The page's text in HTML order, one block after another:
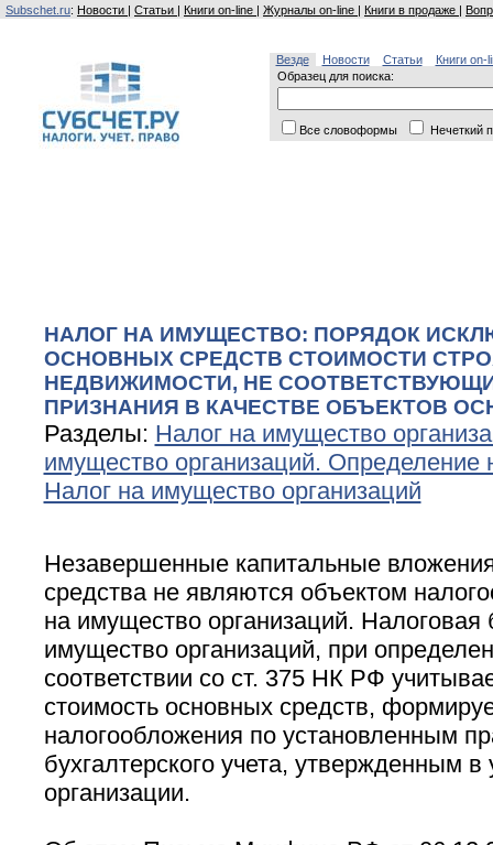
Subschet.ru: Новости | Статьи | Книги on-line | Журналы on-line | Книги в продаже |
Везде Новости Статьи
Книги on-
Образец для поиска:
Все словоформы Нечеткий
НАЛОГ НА ИМУЩЕСТВО: ПОРЯДОК
ОСНОВНЫХ СРЕДСТВ СТОИМОСТИ
НЕДВИЖИМОСТИ, НЕ
ПРИЗНАНИЯ В КАЧЕСТВЕ ОБЪЕКТОВ
Разделы: Налог на имущество
имущество организаций. Определение
Налог на имущество организаций
Незавершенные капитальные
средства не являются объектом
на имущество организаций. Налоговая
имущество организаций, при
соответствии со ст. 375 НК РФ
стоимость основных средств,
налогообложения по установленным
бухгалтерского учета, утвержденным в
организации.